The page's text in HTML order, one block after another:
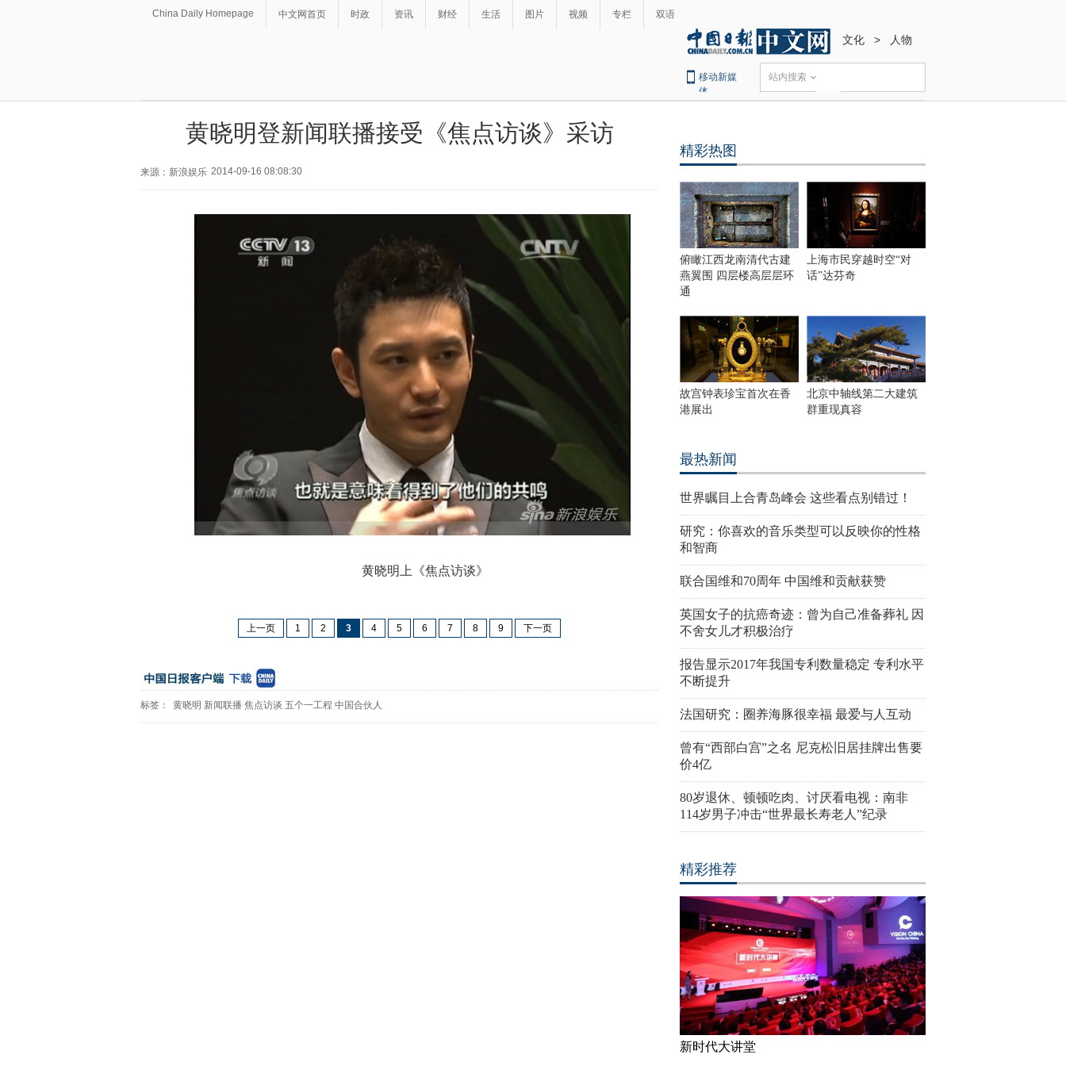
China Daily Homepage 中文网首页 时政 资讯 财经 生活 图片 视频 专栏 双语
文化 > 人物
移动新媒
体
站内搜索
黄晓明登新闻联播接受《焦点访谈》采访
来源：新浪娱乐 2014-09-16 08:08:30
黄晓明上《焦点访谈》
上一页 1 2 3 4 5 6 7 8 9 下一页
标签： 黄晓明 新闻联播 焦点访谈 五个一工程 中国合伙人
精彩热图
俯瞰江西龙南清代古建
燕翼围 四层楼高层层环
通
上海市民穿越时空“对
话”达芬奇
故宫钟表珍宝首次在香
港展出
北京中轴线第二大建筑
群重现真容
最热新闻
世界瞩目上合青岛峰会 这些看点别错过！
研究：你喜欢的音乐类型可以反映你的性格
和智商
联合国维和70周年 中国维和贡献获赞
英国女子的抗癌奇迹：曾为自己准备葬礼 因
不舍女儿才积极治疗
报告显示2017年我国专利数量稳定 专利水平
不断提升
法国研究：圈养海豚很幸福 最爱与人互动
曾有“西部白宫”之名 尼克松旧居挂牌出售要
价4亿
80岁退休、顿顿吃肉、讨厌看电视：南非
114岁男子冲击“世界最长寿老人”纪录
精彩推荐
新时代大讲堂